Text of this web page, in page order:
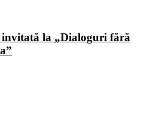
la „Dialoguri fără